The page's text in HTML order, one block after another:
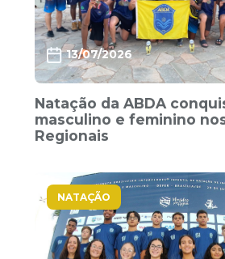
13/07/2026
Natação da ABDA
masculino e feminino
Regionais
NATAÇÃO